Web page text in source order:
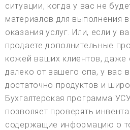
ситуации, когда у вас не
материалов для выполнения
оказания услуг. Или, если у
продаете дополнительные
кожей ваших клиентов, даже
далеко от вашего спа, у вас
достаточно продуктов и
Бухгалтерская программа
позволяет проверять
содержащие информацию о